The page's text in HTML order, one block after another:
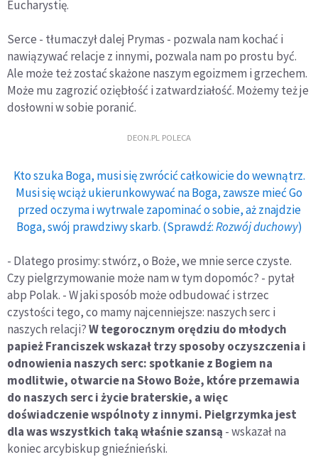
Eucharystię.
Serce - tłumaczył dalej Prymas - pozwala nam kochać i
nawiązywać relacje z innymi, pozwala nam po prostu być.
Ale może też zostać skażone naszym egoizmem i grzechem.
Może mu zagrozić oziębłość i zatwardziałość. Możemy też je
dosłowni w sobie poranić.
DEON.PL POLECA
Kto szuka Boga, musi się zwrócić całkowicie do wewnątrz.
Musi się wciąż ukierunkowywać na Boga, zawsze mieć Go
przed oczyma i wytrwale zapominać o sobie, aż znajdzie
Boga, swój prawdziwy skarb. (Sprawdź:Rozwój duchowy)
- Dlatego prosimy: stwórz, o Boże, we mnie serce czyste.
Czy pielgrzymowanie może nam w tym dopomóc? - pytał
abp Polak. - W jaki sposób może odbudować i strzec
czystości tego, co mamy najcenniejsze: naszych serc i
naszych relacji?W tegorocznym orędziu do młodych
papież Franciszek wskazał trzy sposoby oczyszczenia i
odnowienia naszych serc: spotkanie z Bogiem na
modlitwie, otwarcie na Słowo Boże, które przemawia
do naszych serc i życie braterskie, a więc
doświadczenie wspólnoty z innymi. Pielgrzymka jest
dla was wszystkich taką właśnie szansą - wskazał na
koniec arcybiskup gnieźnieński.